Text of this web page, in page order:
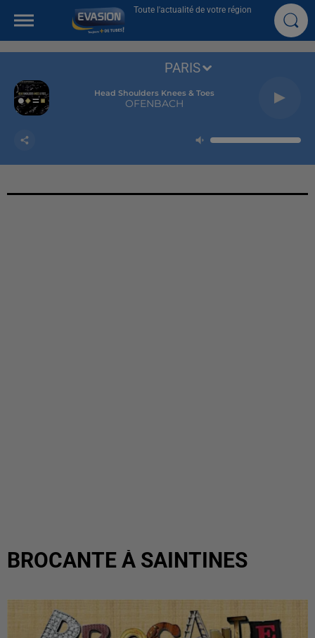
Toute l'actualité de votre région
Head Shoulders Knees & Toes
OFENBACH
PARIS
BROCANTE À SAINTINES